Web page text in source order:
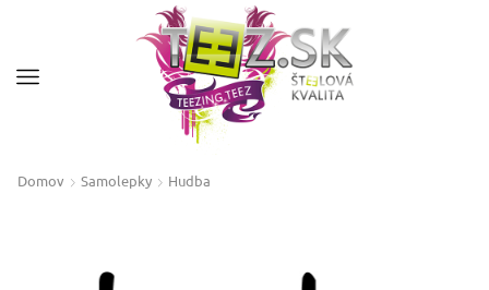
Domov Samolepky Hudba